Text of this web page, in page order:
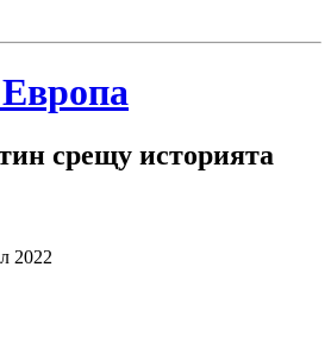
срещу историята
2022